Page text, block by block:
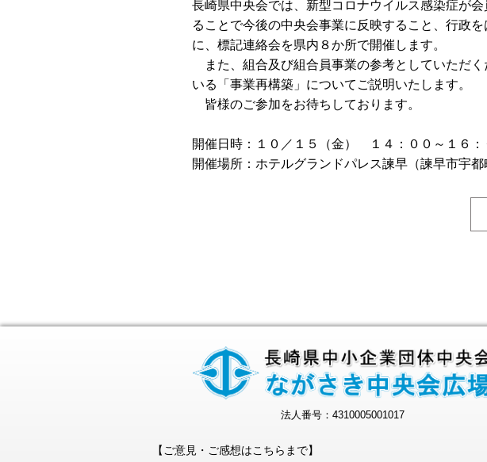
長崎県中央会では、新型コロナウイルス感染症が
ることで今後の中央会事業に反映すること、行政
に、標記連絡会を県内８か所で開催します。
また、組合及び組合員事業の参考としていただ
いる「事業再構築」についてご説明いたします。
皆様のご参加をお待ちしております。
開催日時：１０／１５（金） １４：００～１６：
開催場所：ホテルグランドパレス諫早（諫早市宇都
法人番号：4310005001017
【ご意見・ご感想はこちらまで】